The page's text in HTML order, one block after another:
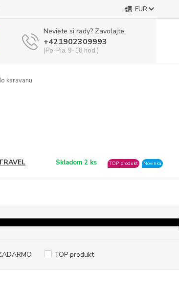
EUR
Neviete si rady? Zavolajte.
+421902309993
(Po-Pia, 9-18 hod.)
karavanu
Skladom 2 ks TOP produkt Novinka
TOP produkt